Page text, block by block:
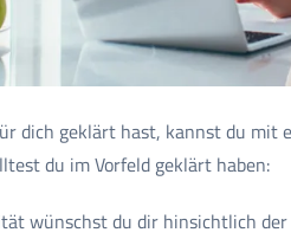
dich geklärt hast, kannst du mit
du im Vorfeld geklärt haben:
wünschst du dir hinsichtlich